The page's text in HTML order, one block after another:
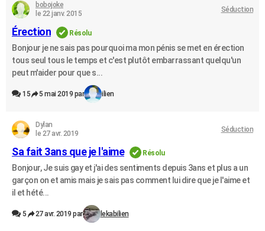
bobojoke
le 22 janv. 2015
Séduction
Érection Résolu
Bonjour je ne sais pas pourquoi ma mon pénis se met en érection
tous seul tous le temps et c'est plutôt embarrassant quelqu'un
peut m'aider pour que s...
15 5 mai 2019 par ilien
Dylan
le 27 avr. 2019
Séduction
Sa fait 3ans que je l'aime Résolu
Bonjour, Je suis gay et j'ai des sentiments depuis 3ans et plus a un
garçon on et amis mais je sais pas comment lui dire que je l'aime et
il et hété...
5 27 avr. 2019 par lekabilien